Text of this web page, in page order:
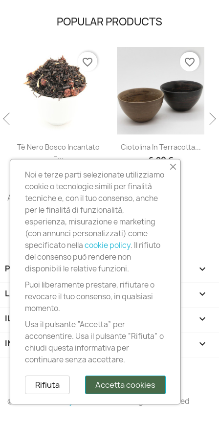
POPULAR PRODUCTS
Tè Nero Bosco Incantato
–...
favorite_border
Ciotolina In Terracotta...
6,90 €
favorite_border
All products
PRODOTTI 
LA NOSTRA AZIENDA 
IL TUO ACCOUNT 
INFORMAZIONI NEGOZIO keyboard_arrow_down
Follow us
© 2026 – – All Rights Reserved
Noi e terze parti selezionate utilizziamo
cookie o tecnologie simili per finalità
tecniche e, con il tuo consenso, anche
per le finalità di funzionalità,
esperienza, misurazione e marketing
(con annunci personalizzati) come
specificato nellacookie policy. Il rifiuto
del consenso può rendere non
disponibili le relative funzioni.
Puoi liberamente prestare, rifiutare o
revocare il tuo consenso, in qualsiasi
momento.
Usa il pulsante “Accetta” per
acconsentire. Usa il pulsante “Rifiuta” o
chiudi questa informativa per
continuare senza accettare.
Accetta cookies
Rifiuta